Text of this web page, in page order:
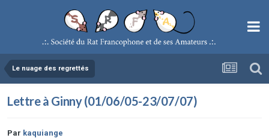
Le nuage des regrettés
Lettre à Ginny (01/06/05-23/07/07)
Par kaquiange